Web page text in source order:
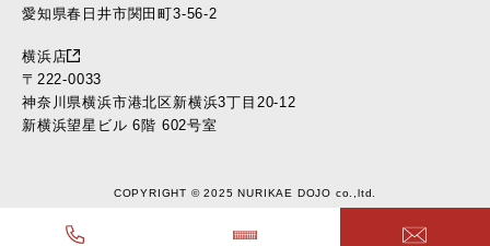
愛知県春日井市関田町3-56-2
横浜店
〒222-0033
神奈川県横浜市港北区新横浜3丁目20-12
新横浜望星ビル 6階 602号室
COPYRIGHT © 2025 NURIKAE DOJO co.,ltd.